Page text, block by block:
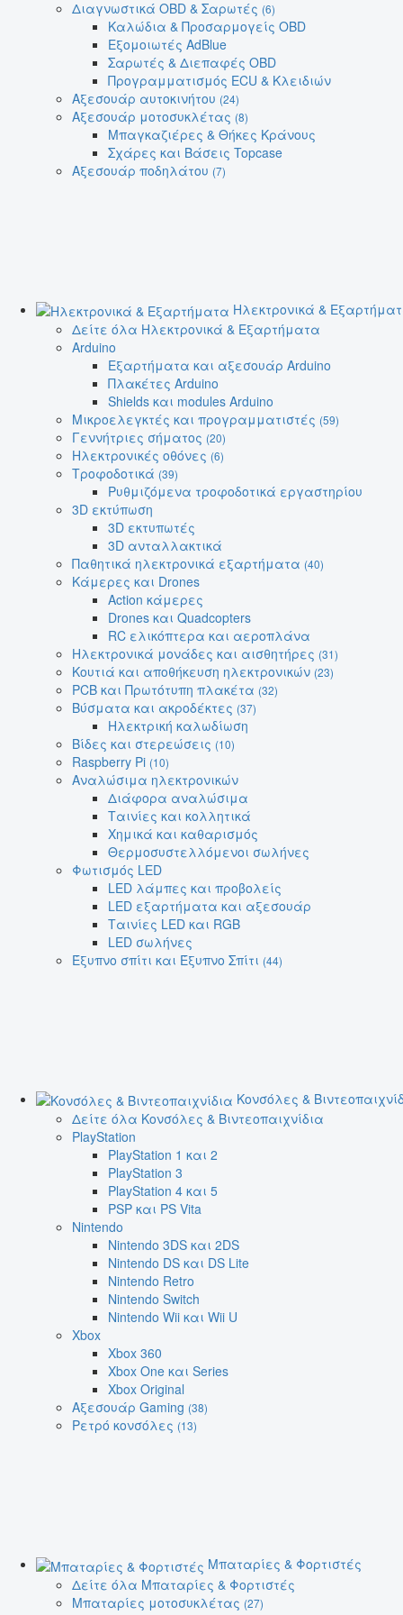
Διαγνωστικά OBD & Σαρωτές (6)
Καλώδια & Προσαρμογείς OBD
Εξομοιωτές AdBlue
Σαρωτές & Διεπαφές OBD
Προγραμματισμός ECU & Κλειδιών
Αξεσουάρ αυτοκινήτου (24)
Αξεσουάρ μοτοσυκλέτας (8)
Μπαγκαζιέρες & Θήκες Κράνους
Σχάρες και Βάσεις Topcase
Αξεσουάρ ποδηλάτου (7)
Ηλεκτρονικά &
Δείτε όλα Ηλεκτρονικά & Εξαρτήματα
Arduino
Εξαρτήματα και αξεσουάρ Arduino
Πλακέτες Arduino
Shields και modules Arduino
Μικροελεγκτές και προγραμματιστές (59)
Γεννήτριες σήματος (20)
Ηλεκτρονικές οθόνες (6)
Τροφοδοτικά (39)
Ρυθμιζόμενα τροφοδοτικά εργαστηρίου
3D εκτύπωση
3D εκτυπωτές
3D ανταλλακτικά
Παθητικά ηλεκτρονικά εξαρτήματα (40)
Κάμερες και Drones
Action κάμερες
Drones και Quadcopters
RC ελικόπτερα και αεροπλάνα
Ηλεκτρονικά μονάδες και αισθητήρες (31)
Κουτιά και αποθήκευση ηλεκτρονικών (23)
PCB και Πρωτότυπη πλακέτα (32)
Βύσματα και ακροδέκτες (37)
Ηλεκτρική καλωδίωση
Βίδες και στερεώσεις (10)
Raspberry Pi (10)
Αναλώσιμα ηλεκτρονικών
Διάφορα αναλώσιμα
Ταινίες και κολλητικά
Χημικά και καθαρισμός
Θερμοσυστελλόμενοι σωλήνες
Φωτισμός LED
LED λάμπες και προβολείς
LED εξαρτήματα και αξεσουάρ
Ταινίες LED και RGB
LED σωλήνες
Έξυπνο σπίτι και Έξυπνο Σπίτι (44)
Κονσόλες &
Δείτε όλα Κονσόλες & Βιντεοπαιχνίδια
PlayStation
PlayStation 1 και 2
PlayStation 3
PlayStation 4 και 5
PSP και PS Vita
Nintendo
Nintendo 3DS και 2DS
Nintendo DS και DS Lite
Nintendo Retro
Nintendo Switch
Nintendo Wii και Wii U
Xbox
Xbox 360
Xbox One και Series
Xbox Original
Αξεσουάρ Gaming (38)
Ρετρό κονσόλες (13)
Μπαταρίες & Φορτιστές
Δείτε όλα Μπαταρίες & Φορτιστές
Μπαταρίες μοτοσυκλέτας (27)